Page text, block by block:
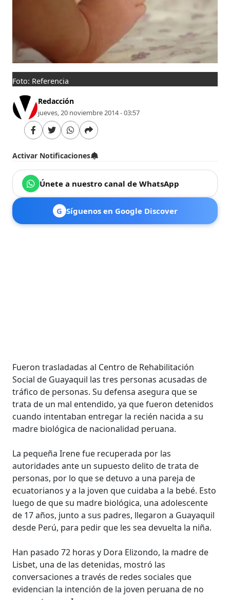
Foto: Referencia
Redacción
jueves, 20 noviembre 2014 - 03:57
Activar Notificaciones
Únete a nuestro canal de WhatsApp
G Síguenos en Google Discover
Fueron trasladadas al Centro de Rehabilitación
Social de Guayaquil las tres personas acusadas de
tráfico de personas. Su defensa asegura que se
trata de un mal entendido, ya que fueron detenidos
cuando intentaban entregar la recién nacida a su
madre biológica de nacionalidad peruana.
La pequeña Irene fue recuperada por las
autoridades ante un supuesto delito de trata de
personas, por lo que se detuvo a una pareja de
ecuatorianos y a la joven que cuidaba a la bebé. Esto
luego de que su madre biológica, una adolescente
de 17 años, junto a sus padres, llegaron a Guayaquil
desde Perú, para pedir que les sea devuelta la niña.
Han pasado 72 horas y Dora Elizondo, la madre de
Lisbet, una de las detenidas, mostró las
conversaciones a través de redes sociales que
evidencian la intención de la joven peruana de no